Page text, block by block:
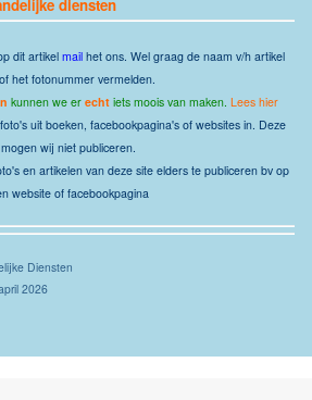
diensten
dit artikel mail het ons. Wel graag de naam v/h artikel
het fotonummer vermelden.
kunnen we er echtiets moois van maken. Lees hier
uit boeken, facebookpagina's of websites in. Deze
mogen wij niet publiceren.
en artikelen van deze site elders te publiceren bv op
website of facebookpagina
Diensten
2026